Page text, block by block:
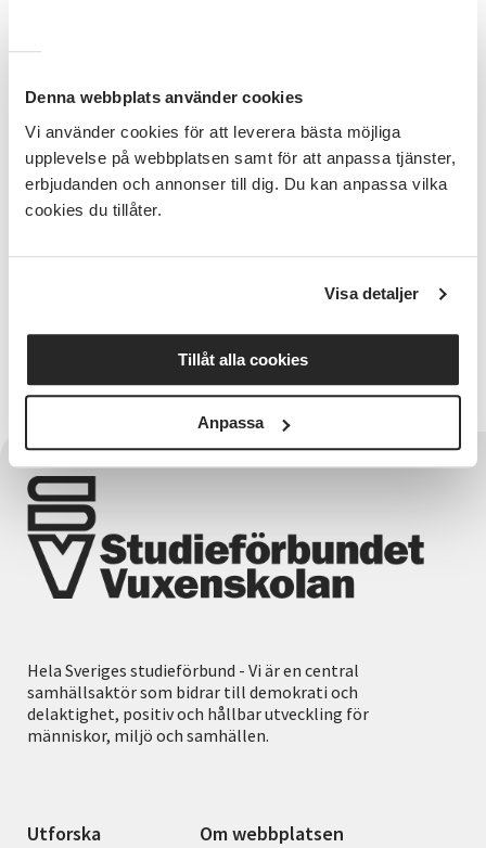
Denna webbplats använder cookies
Vi använder cookies för att leverera bästa möjliga
upplevelse på webbplatsen samt för att anpassa tjänster,
erbjudanden och annonser till dig. Du kan anpassa vilka
cookies du tillåter.
Visa detaljer
Tillåt alla cookies
Anpassa
och upplevde de runt 90 utställarna som fanns på
Om Alla Sinnen
Med alla sinnen är en årlig upplevelsedag för
personer med funktionsnedsättning arrangerat av
Studieförbundet Vuxenskolan Värmland, Autism
drev tillsammans med bland andra Centrum för
sedan dess har dagen utvecklats till ett uppskattat
återkommande arrangemang där läsfrämjande,
rörelse, kultur och gemenskap möts.
Hela Sveriges studieförbund - Vi är en central
samhällsaktör som bidrar till demokrati och
delaktighet, positiv och hållbar utveckling för
människor, miljö och samhällen.
Utforska Om webbplatsen